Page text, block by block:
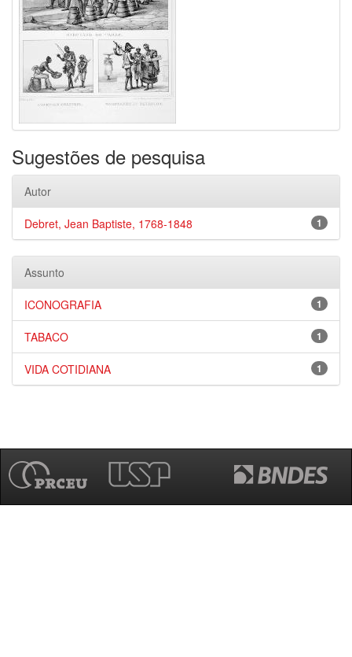
Sugestões de pesquisa
Autor
1
Debret, Jean Baptiste, 1768-1848
Assunto
1
ICONOGRAFIA
1
TABACO
1
VIDA COTIDIANA